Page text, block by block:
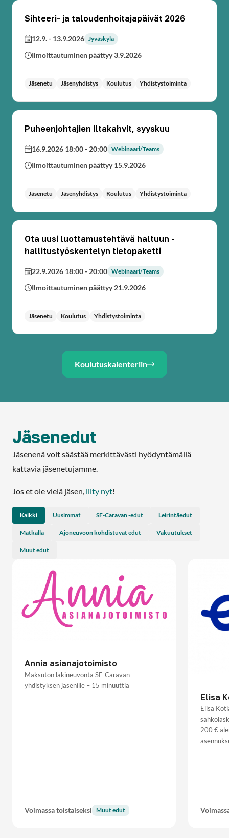
Sihteeri- ja taloudenhoitajapäivät 2026
12.9.- 13.9.2026 Jyväskylä
Ilmoittautuminen päättyy 3.9.2026
Jäsenetu Jäsenyhdistys Koulutus Yhdistystoiminta
Puheenjohtajien iltakahvit, syyskuu
16.9.2026 18:00- 20:00 Webinaari/Teams
Ilmoittautuminen päättyy 15.9.2026
Jäsenetu Jäsenyhdistys Koulutus Yhdistystoiminta
Ota uusi luottamustehtävä haltuun -
hallitustyöskentelyn tietopaketti
22.9.2026 18:00- 20:00 Webinaari/Teams
Ilmoittautuminen päättyy 21.9.2026
Jäsenetu Koulutus Yhdistystoiminta
Koulutuskalenteriin
Jäsenedut
Jäsenenä voit säästää merkittävästi hyödyntämällä
kattavia jäsenetujamme.
Jos et ole vielä jäsen, liity nyt!
Kaikki Uusimmat SF-Caravan -edut Leirintäedut
Matkalla Ajoneuvoon kohdistuvat edut Vakuutukset
Muut edut
Annia asianajotoimisto
Maksuton lakineuvonta SF-Caravan-
yhdistyksen jäsenille – 15 minuuttia
Voimassa toistaiseksi Muut edut
Elisa
Elisa
200 €